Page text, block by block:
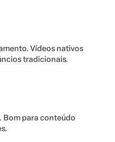
Vídeos nativos
tradicionais.
Bom para conteúdo